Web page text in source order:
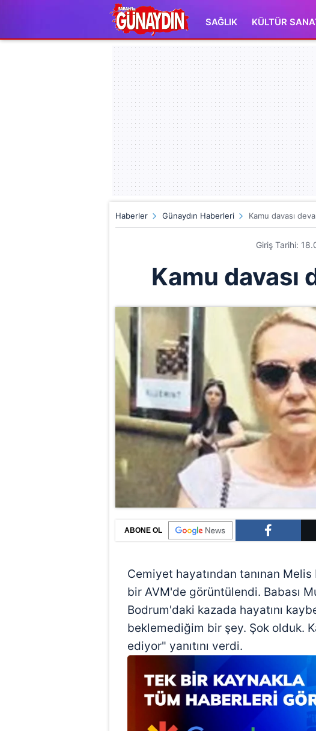
SAĞLIK KÜLTÜR
Haberler Günaydın Haberleri Kamu davası
Giriş Tarihi:
Kamu davası
ABONE OL
Cemiyet hayatından tanınan
bir AVM'de görüntülendi. Babası
Bodrum'daki kazada hayatını
beklemediğim bir şey. Şok olduk.
ediyor" yanıtını verdi.